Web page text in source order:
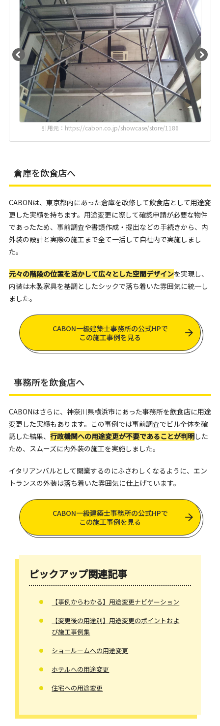
引用元：https://cabon.co.jp/showcase/store/1186
倉庫を飲食店へ
CABONは、東京都内にあった倉庫を改修して飲食店として用途変
更した実績を持ちます。用途変更に際して確認申請が必要な物件
であったため、事前調査や書類作成・提出などの手続きから、内
外装の設計と実際の施工まで全て一括して自社内で実施しまし
た。
元々の階段の位置を活かして広々とした空間デザインを実現し、
内装は木製家具を基調としたシックで落ち着いた雰囲気に統一し
ました。
CABON一級建築士事務所の公式HPで
この施工事例を見る
事務所を飲食店へ
CABONはさらに、神奈川県横浜市にあった事務所を飲食店に用途
変更した実績もあります。この事例では事前調査でビル全体を確
認した結果、 行政機関への用途変更が不要であることが判明した
ため、スムーズに内外装の施工を実施しました。
イタリアンバルとして開業するのにふさわしくなるように、エン
トランスの外装は落ち着いた雰囲気に仕上げています。
CABON一級建築士事務所の公式HPで
この施工事例を見る
ピックアップ関連記事
【事例からわかる】用途変更ナビゲーション
【変更後の用途別】用途変更のポイントおよ
び施工事例集
ショールームへの用途変更
ホテルへの用途変更
住宅への用途変更